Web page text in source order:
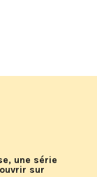
une série
sur